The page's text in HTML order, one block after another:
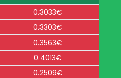
0.3033€
0.3303€
0.3563€
0.4013€
0.2509€